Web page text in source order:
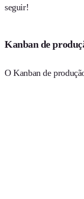
seguir!
Kanban de
O Kanban de